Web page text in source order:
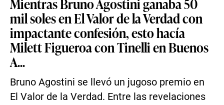
mil soles en El Valor de la Verdad con
impactante confesión, esto hacía
Milett Figueroa con Tinelli en Buenos
A...
Bruno Agostini se llevó un jugoso premio en
El Valor de la Verdad. Entre las revelaciones